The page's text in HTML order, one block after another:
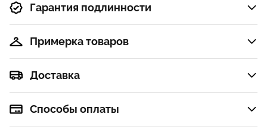
блаженство
Рояль
Гарантия подлинности
Примерка товаров
Доставка
Способы оплаты